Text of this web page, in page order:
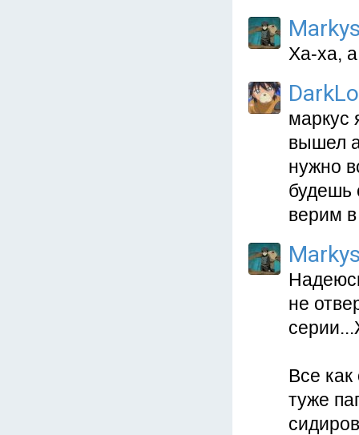
Ха-ха,
маркус
вышел
нужно
будешь
верим
не
Все
туже